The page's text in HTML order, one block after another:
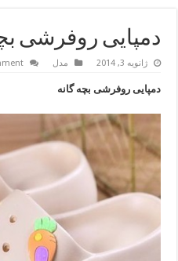
دمپایی روفرشی
ژانویه 3, 2014 مدل
دمپایی روفرشی بچه گانه